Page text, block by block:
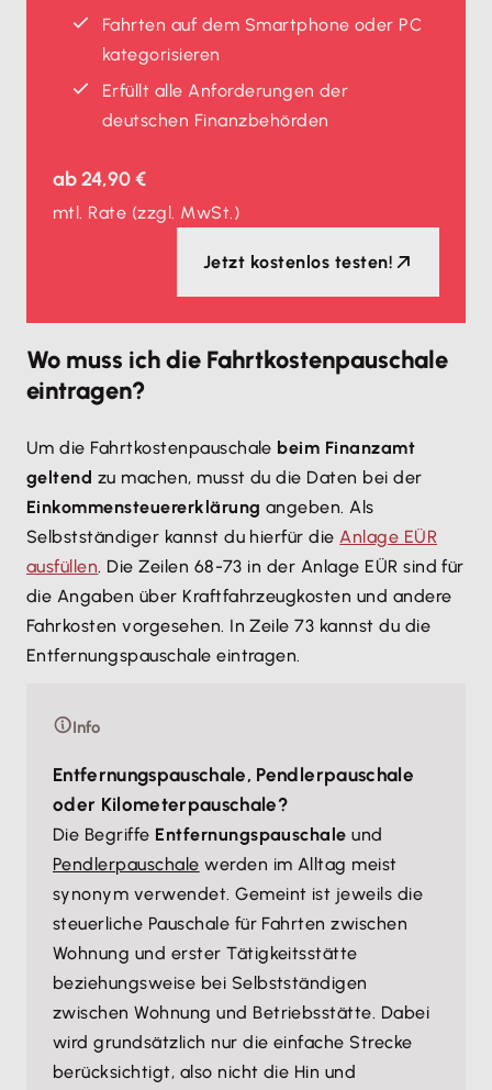
Fahrten auf dem Smartphone oder PC
kategorisieren
Erfüllt alle Anforderungen der
deutschen Finanzbehörden
ab24,90 €
mtl. Rate (zzgl. MwSt.)
Jetzt kostenlos testen!
Wo muss ich die Fahrtkostenpauschale
eintragen?
Um die Fahrtkostenpauschale beim Finanzamt
geltend zu machen, musst du die Daten bei der
Einkommensteuererklärung angeben. Als
Selbstständiger kannst du hierfür dieAnlage EÜR
ausfüllen. Die Zeilen 68-73 in der Anlage EÜR sind für
die Angaben über Kraftfahrzeugkosten und andere
Fahrkosten vorgesehen. In Zeile 73 kannst du die
Entfernungspauschale eintragen.
Info
Entfernungspauschale, Pendlerpauschale
oder Kilometerpauschale?
Die Begriffe Entfernungspauschale und
Pendlerpauschale werden im Alltag meist
synonym verwendet. Gemeint ist jeweils die
steuerliche Pauschale für Fahrten zwischen
Wohnung und erster Tätigkeitsstätte
beziehungsweise bei Selbstständigen
zwischen Wohnung und Betriebsstätte. Dabei
wird grundsätzlich nur die einfache Strecke
berücksichtigt, also nicht die Hin und